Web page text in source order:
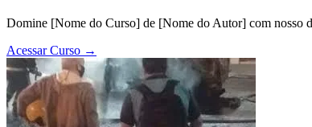
Domine [Nome do Curso] de [Nome do Autor] com nosso
Acessar Curso →